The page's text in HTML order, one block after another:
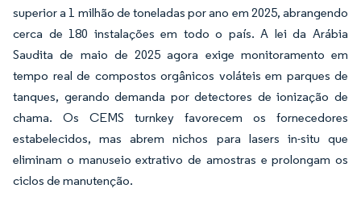
superior a 1 milhão de toneladas por ano em 2025, abrangendo
cerca de 180 instalações em todo o país. A lei da Arábia
Saudita de maio de 2025 agora exige monitoramento em
tempo real de compostos orgânicos voláteis em parques de
tanques, gerando demanda por detectores de ionização de
chama. Os CEMS turnkey favorecem os fornecedores
estabelecidos, mas abrem nichos para lasers in-situ que
eliminam o manuseio extrativo de amostras e prolongam os
ciclos de manutenção.